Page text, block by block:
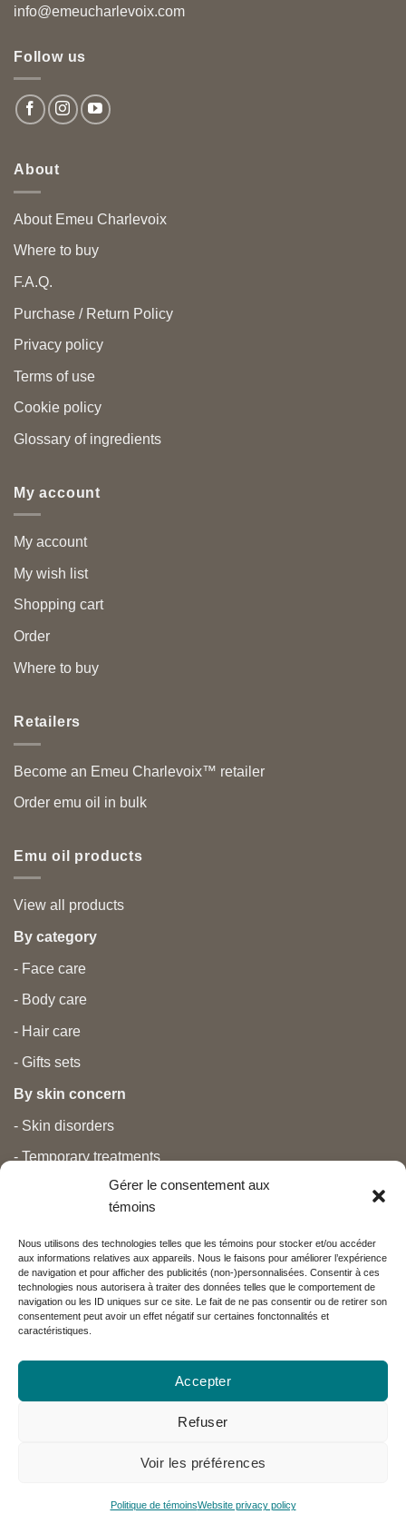
Gérer le consentement aux
témoins
Nous utilisons des technologies telles que les témoins pour stocker et/ou accéder
aux informations relatives aux appareils. Nous le faisons pour améliorer l’expérience
de navigation et pour afficher des publicités (non-)personnalisées. Consentir à ces
technologies nous autorisera à traiter des données telles que le comportement de
navigation ou les ID uniques sur ce site. Le fait de ne pas consentir ou de retirer son
consentement peut avoir un effet négatif sur certaines fonctonnalités et
caractéristiques.
Accepter
Refuser
Voir les préférences
Politique de témoinsWebsite privacy policy
info@emeucharlevoix.com
Follow us
About
About Emeu Charlevoix
Where to buy
F.A.Q.
Purchase / Return Policy
Privacy policy
Terms of use
Cookie policy
Glossary of ingredients
My account
My account
My wish list
Shopping cart
Order
Where to buy
Retailers
Become an Emeu Charlevoix™ retailer
Order emu oil in bulk
Emu oil products
View all products
By category
- Face care
- Body care
- Hair care
- Gifts sets
By skin concern
- Skin disorders
- Temporary treatments
- Pregnancy and newborns
- Anti aging and beauty
Nos partenaires
Copyright 2026 ©Emeu Charlevoix™